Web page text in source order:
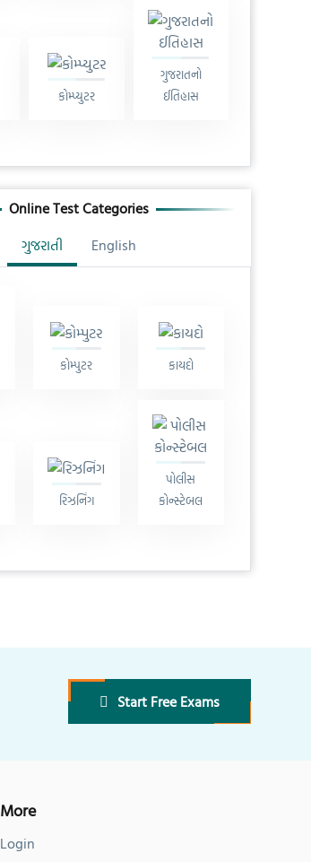
કોમ્પ્યુટર
ગુજરાતનો
ઈતિહાસ
Online Test Categories
ગુજરાતી
English
કોમ્પુટર કાયદો
રિઝનિંગ
પોલીસ
કોન્સ્ટેબલ
Start Free Exams
More
Login